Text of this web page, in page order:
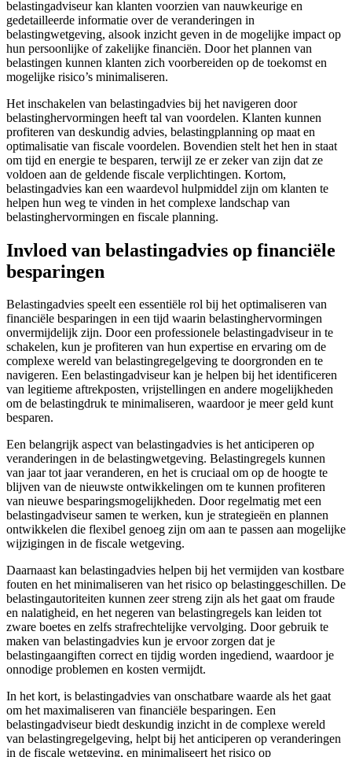
belastingadviseur kan klanten voorzien van nauwkeurige en
gedetailleerde informatie over de veranderingen in
belastingwetgeving, alsook inzicht geven in de mogelijke impact op
hun persoonlijke of zakelijke financiën. Door het plannen van
belastingen kunnen klanten zich voorbereiden op de toekomst en
mogelijke risico’s minimaliseren.
Het inschakelen van belastingadvies bij het navigeren door
belastinghervormingen heeft tal van voordelen. Klanten kunnen
profiteren van deskundig advies, belastingplanning op maat en
optimalisatie van fiscale voordelen. Bovendien stelt het hen in staat
om tijd en energie te besparen, terwijl ze er zeker van zijn dat ze
voldoen aan de geldende fiscale verplichtingen. Kortom,
belastingadvies kan een waardevol hulpmiddel zijn om klanten te
helpen hun weg te vinden in het complexe landschap van
belastinghervormingen en fiscale planning.
Invloed van belastingadvies op financiële
besparingen
Belastingadvies speelt een essentiële rol bij het optimaliseren van
financiële besparingen in een tijd waarin belastinghervormingen
onvermijdelijk zijn. Door een professionele belastingadviseur in te
schakelen, kun je profiteren van hun expertise en ervaring om de
complexe wereld van belastingregelgeving te doorgronden en te
navigeren. Een belastingadviseur kan je helpen bij het identificeren
van legitieme aftrekposten, vrijstellingen en andere mogelijkheden
om de belastingdruk te minimaliseren, waardoor je meer geld kunt
besparen.
Een belangrijk aspect van belastingadvies is het anticiperen op
veranderingen in de belastingwetgeving. Belastingregels kunnen
van jaar tot jaar veranderen, en het is cruciaal om op de hoogte te
blijven van de nieuwste ontwikkelingen om te kunnen profiteren
van nieuwe besparingsmogelijkheden. Door regelmatig met een
belastingadviseur samen te werken, kun je strategieën en plannen
ontwikkelen die flexibel genoeg zijn om aan te passen aan mogelijke
wijzigingen in de fiscale wetgeving.
Daarnaast kan belastingadvies helpen bij het vermijden van kostbare
fouten en het minimaliseren van het risico op belastinggeschillen. De
belastingautoriteiten kunnen zeer streng zijn als het gaat om fraude
en nalatigheid, en het negeren van belastingregels kan leiden tot
zware boetes en zelfs strafrechtelijke vervolging. Door gebruik te
maken van belastingadvies kun je ervoor zorgen dat je
belastingaangiften correct en tijdig worden ingediend, waardoor je
onnodige problemen en kosten vermijdt.
In het kort, is belastingadvies van onschatbare waarde als het gaat
om het maximaliseren van financiële besparingen. Een
belastingadviseur biedt deskundig inzicht in de complexe wereld
van belastingregelgeving, helpt bij het anticiperen op veranderingen
in de fiscale wetgeving, en minimaliseert het risico op